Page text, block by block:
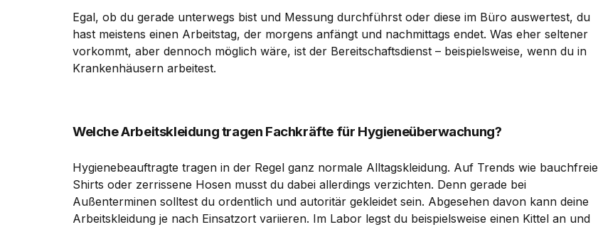
Egal, ob du gerade unterwegs bist und Messung durchführst oder diese im Büro auswertest, du
hast meistens einen Arbeitstag, der morgens anfängt und nachmittags endet. Was eher seltener
vorkommt, aber dennoch möglich wäre, ist der Bereitschaftsdienst – beispielsweise, wenn du in
Krankenhäusern arbeitest.
Welche Arbeitskleidung tragen Fachkräfte für Hygieneüberwachung?
Hygienebeauftragte tragen in der Regel ganz normale Alltagskleidung. Auf Trends wie bauchfreie
Shirts oder zerrissene Hosen musst du dabei allerdings verzichten. Denn gerade bei
Außenterminen solltest du ordentlich und autoritär gekleidet sein. Abgesehen davon kann deine
Arbeitskleidung je nach Einsatzort variieren. Im Labor legst du beispielsweise einen Kittel an und